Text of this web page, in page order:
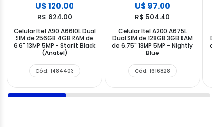
U$ 120.00
R$ 624.00
Celular Itel A90 A6610L Dual
SIM de 256GB 4GB RAM de
6.6" 13MP 5MP - Starlit Black
(Anatel)
Cód. 1484403
U$ 97.00
R$ 504.40
Celular Itel A200 A675L
Dual SIM de 128GB 3GB RAM
de 6.75" 13MP 5MP - Nightly
Blue
Cód. 1616828